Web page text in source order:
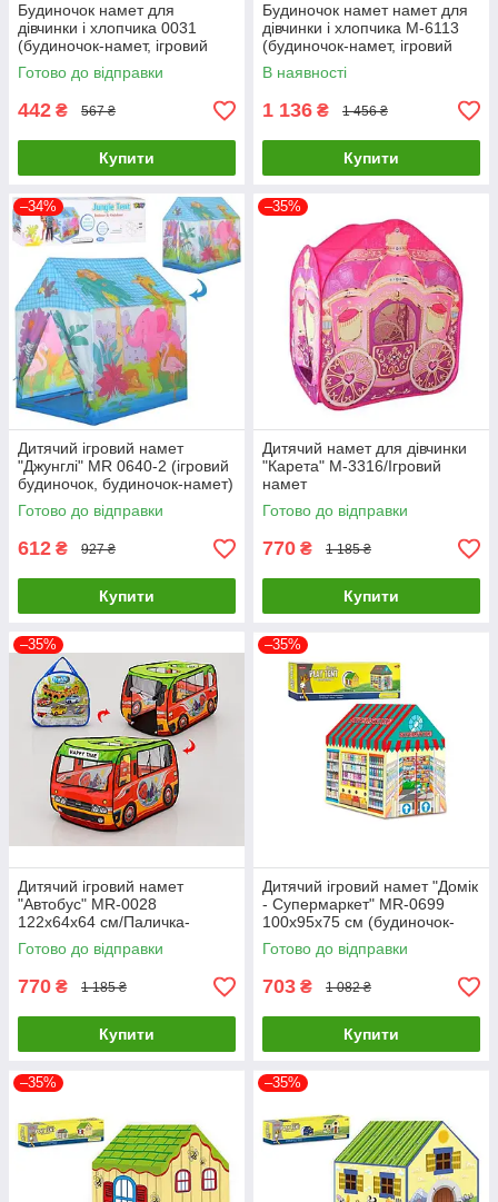
Будиночок намет для
дівчинки і хлопчика 0031
(будиночок-намет, ігровий
будиночок)
Готово до відправки
442 ₴ 567 ₴
Купити
Будиночок намет намет для
дівчинки і хлопчика M-6113
(будиночок-намет, ігровий
будиночок)
В наявності
1 136 ₴ 1 456 ₴
Купити
–34%
Дитячий ігровий намет
"Джунглі" MR 0640-2 (ігровий
будиночок, будиночок-намет)
Готово до відправки
612 ₴ 927 ₴
Купити
–35%
Дитячий намет для дівчинки
"Карета" M-3316/Ігровий
намет
Готово до відправки
770 ₴ 1 185 ₴
Купити
–35%
Дитячий ігровий намет
"Автобус" MR-0028
122х64х64 см/Паличка-
автобус
Готово до відправки
770 ₴ 1 185 ₴
Купити
–35%
Дитячий ігровий намет "Домік
- Супермаркет" MR-0699
100х95х75 см (будиночок-
намет, ігровий будиночок)
Готово до відправки
703 ₴ 1 082 ₴
Купити
–35% –35%